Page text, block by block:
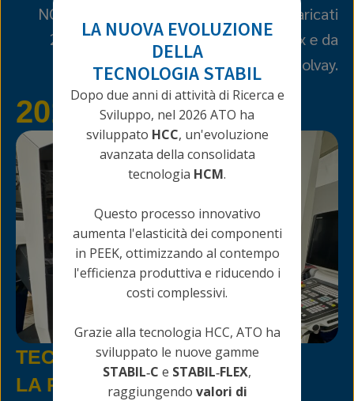
LA NUOVA EVOLUZIONE
DELLA
TECNOLOGIA STABIL
Dopo due anni di attività di Ricerca e
Sviluppo, nel 2026 ATO ha
sviluppato HCC, un'evoluzione
avanzata della consolidata
tecnologia HCM.
Questo processo innovativo
aumenta l'elasticità dei componenti
in PEEK, ottimizzando al contempo
l'efficienza produttiva e riducendo i
costi complessivi.
Grazie alla tecnologia HCC, ATO ha
sviluppato le nuove gamme
STABIL‑C e STABIL‑FLEX,
raggiungendo valori di
NORSOK M‑710 per i gradi naturali e caricati
20% PTFE di PEEK™ forniti da Victrex e da
Solvay.
2019
TECNOLOGIA AVANZATA:
LA PRIMA CNC A 5 ASSI